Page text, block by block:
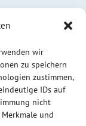
wir
zu speichern
zustimmen,
IDs auf
nicht
und